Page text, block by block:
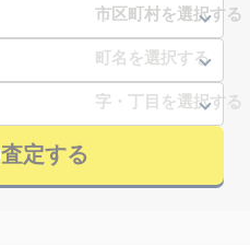
査定する